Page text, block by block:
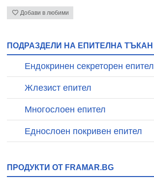
Добави в любими
ПОДРАЗДЕЛИ НА ЕПИТЕЛНА ТЪКАН
Ендокринен секреторен епител
Жлезист епител
Многослоен епител
Еднослоен покривен епител
ПРОДУКТИ ОТ FRAMAR.BG